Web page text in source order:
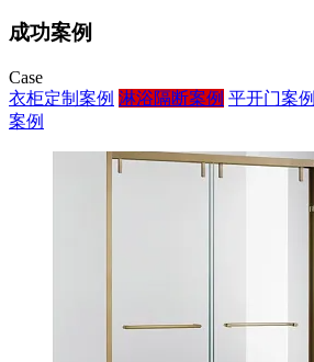
成功案例
Case
衣柜定制案例 淋浴隔断案例 平开门案例
案例